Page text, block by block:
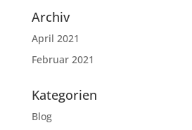
Archiv
April 2021
Februar 2021
Kategorien
Blog